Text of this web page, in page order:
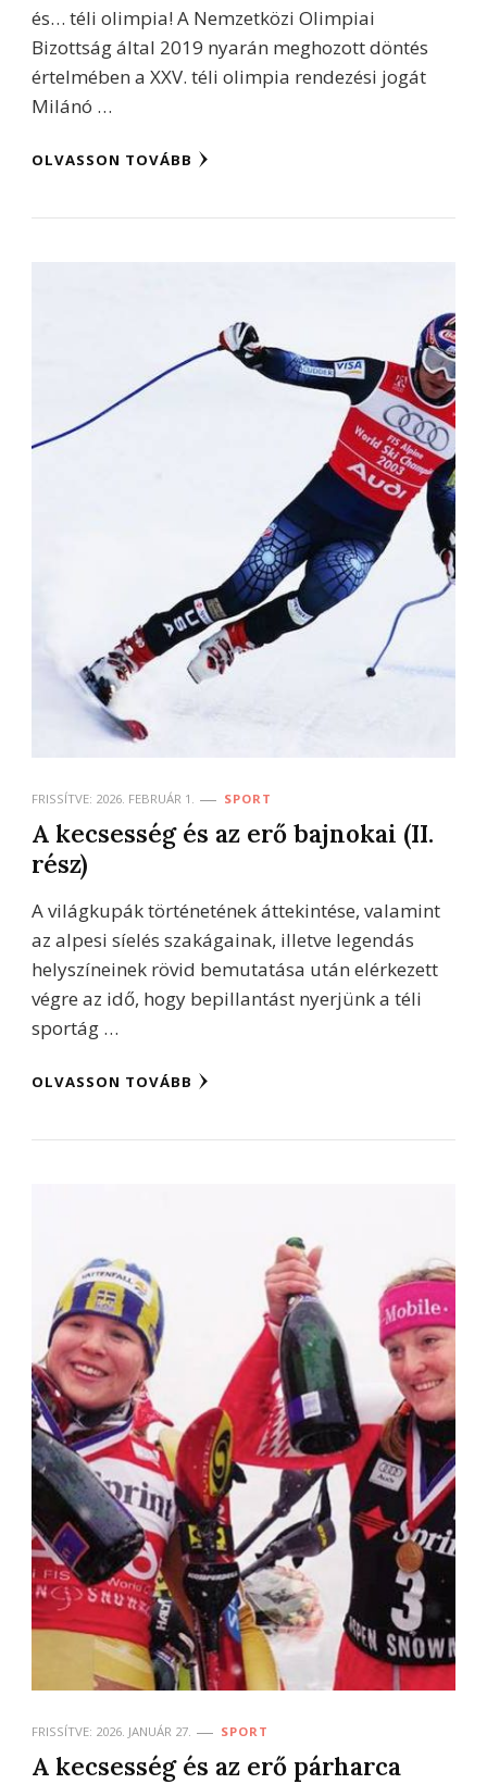
és… téli olimpia! A Nemzetközi Olimpiai
Bizottság által 2019 nyarán meghozott döntés
értelmében a XXV. téli olimpia rendezési jogát
Milánó …
OLVASSON TOVÁBB
FRISSÍTVE: 2026. FEBRUÁR 1. SPORT
A kecsesség és az erő bajnokai (II.
rész)
A világkupák történetének áttekintése, valamint
az alpesi síelés szakágainak, illetve legendás
helyszíneinek rövid bemutatása után elérkezett
végre az idő, hogy bepillantást nyerjünk a téli
sportág …
OLVASSON TOVÁBB
FRISSÍTVE: 2026. JANUÁR 27. SPORT
A kecsesség és az erő párharca